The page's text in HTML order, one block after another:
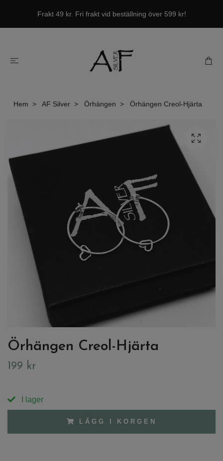
Frakt 49 kr. Fri frakt vid beställning över 599 kr!
Hem AF Silver Örhängen Örhängen Creol-Hjärta
Örhängen Creol-Hjärta
199 kr
I lager
LÄGG I KORGEN